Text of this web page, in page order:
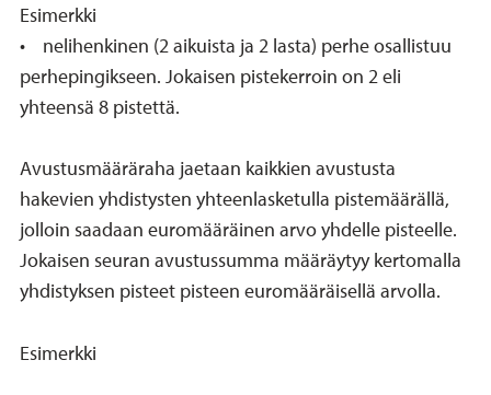
Esimerkki
• nelihenkinen (2 aikuista ja 2 lasta) perhe osallistuu
perhepingikseen. Jokaisen pistekerroin on 2 eli
yhteensä 8 pistettä.
Avustusmääräraha jaetaan kaikkien avustusta
hakevien yhdistysten yhteenlasketulla pistemäärällä,
jolloin saadaan euromääräinen arvo yhdelle pisteelle.
Jokaisen seuran avustussumma määräytyy kertomalla
yhdistyksen pisteet pisteen euromääräisellä arvolla.
Esimerkki